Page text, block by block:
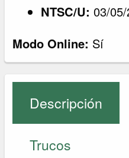
NTSC/U: 03/
Modo Online: Sí
Descripción
Trucos